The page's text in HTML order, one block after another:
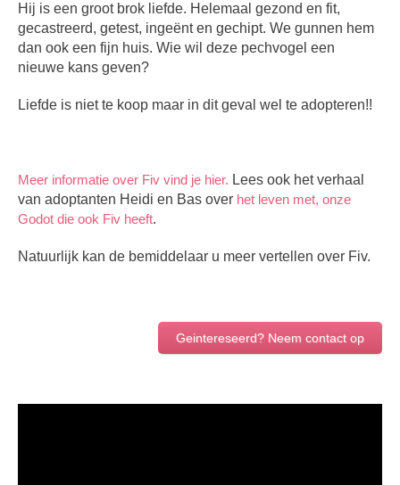
Hij is een groot brok liefde. Helemaal gezond en fit,
gecastreerd, getest, ingeënt en gechipt. We gunnen hem
dan ook een fijn huis. Wie wil deze pechvogel een
nieuwe kans geven?
Liefde is niet te koop maar in dit geval wel te adopteren!!
Meer informatie over Fiv vind je hier. Lees ook het verhaal
van adoptanten Heidi en Bas over het leven met, onze
Godot die ook Fiv heeft.
Natuurlijk kan de bemiddelaar u meer vertellen over Fiv.
Geintereseerd? Neem contact op